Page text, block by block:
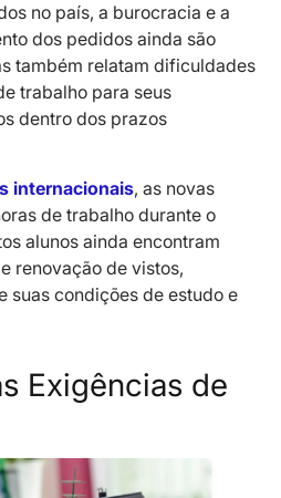
no país, a burocracia e a
dos pedidos ainda são
também relatam dificuldades
trabalho para seus
dentro dos prazos
internacionais, as novas
de trabalho durante o
alunos ainda encontram
renovação de vistos,
suas condições de estudo e
Exigências de